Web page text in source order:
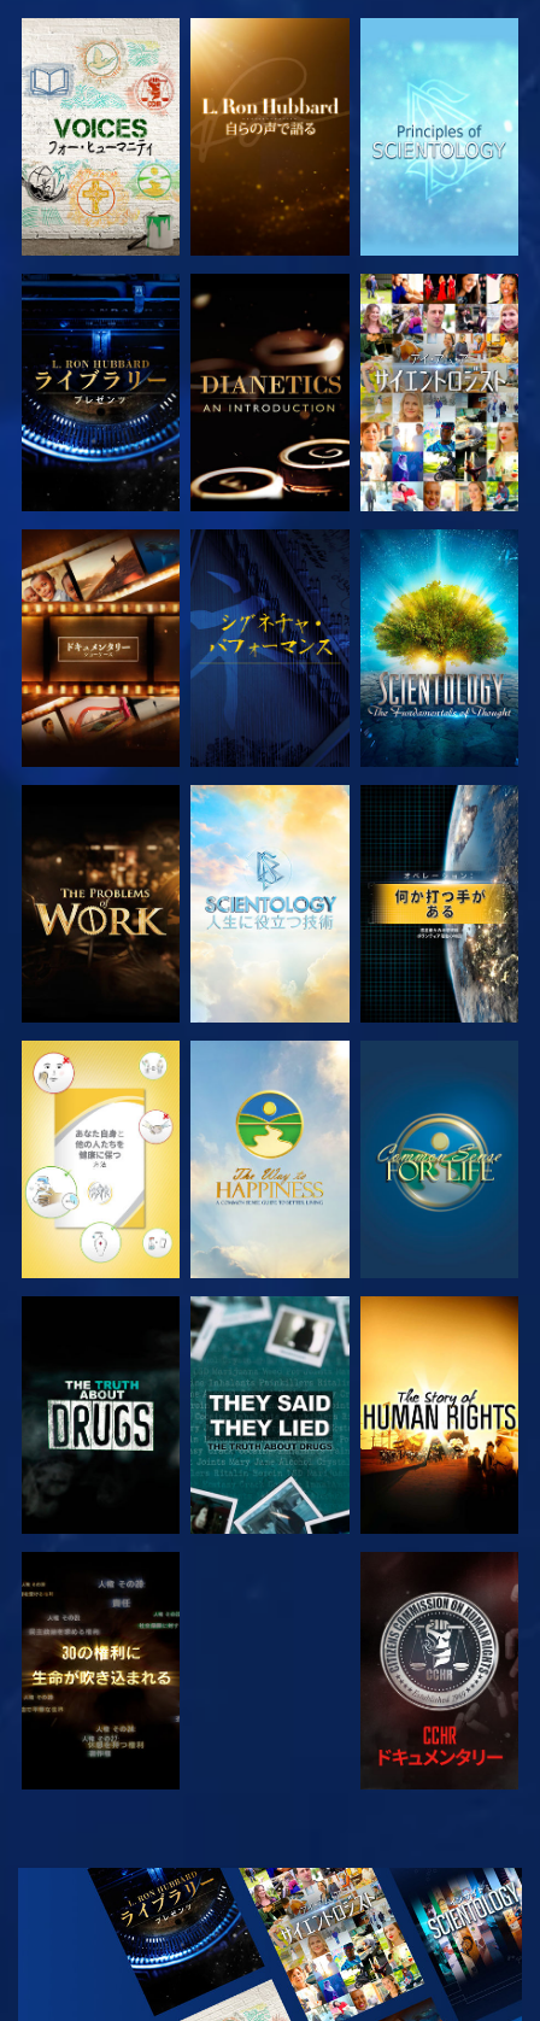
シリーズを探求 シリーズを探求 シリーズを探求
シリーズを探求 シリーズを探求 観る
シリーズを探求 観る シリーズを探求
シリーズを探求 シリーズを探求 観る
観る 観る 観る
観る 観る
観る
観る シリーズを探求